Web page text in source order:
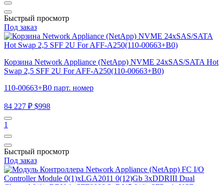
Быстрый просмотр
Под заказ
Корзина Network Appliance (NetApp) NVME 24xSAS/SATA Hot
Swap 2,5 SFF 2U For AFF-A250(110-00663+B0)
110-00663+B0 парт. номер
84 227 ₽ $998
1
Быстрый просмотр
Под заказ